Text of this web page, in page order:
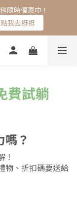
限時優惠中！
點我去逛逛
費試躺
？
！
物、折扣碼要送給